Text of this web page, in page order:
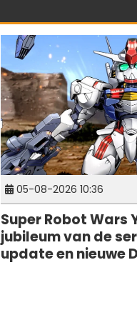
05-08-2026 10:36
Super Robot
jubileum van de
update en nieuwe